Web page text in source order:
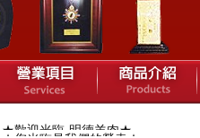
★您光臨是我們的榮幸★